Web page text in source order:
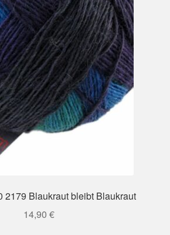
2179 Blaukraut bleibt Blaukraut
14,90 €